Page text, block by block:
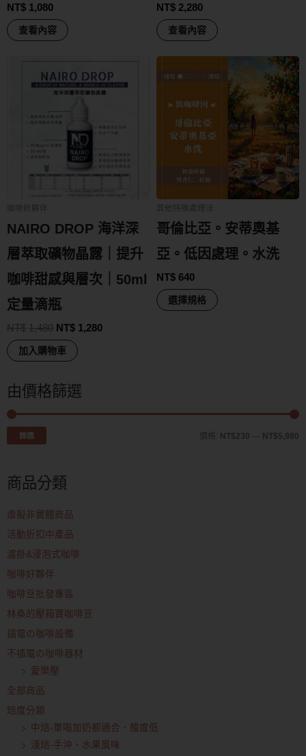
由價格篩選
篩選 價格: NT$230 NT$5,980
商品分類
虛擬非實體商品
活動折扣中產品
濾掛&浸泡式咖啡
咖啡好夥伴
咖啡豆批發專區
林桑的壓箱寶咖啡豆
插電の咖啡設備
不插電の咖啡器材
愛樂壓
全部商品
焙度分類
中焙-單喝加奶都適合、酸度低
淺焙-手沖、水果風味
NT$ 1,080
查看內容
NT$ 2,280
查看內容
NAIRO DROP 海洋深
層萃取礦物晶露｜提升
咖啡甜感與層次｜50ml
定量滴瓶
NT$ 1,480 NT$ 1,280
加入購物車
其他特殊處理法
哥倫比亞。安蒂奧基
亞。低因處理。水洗
NT$ 640
選擇規格